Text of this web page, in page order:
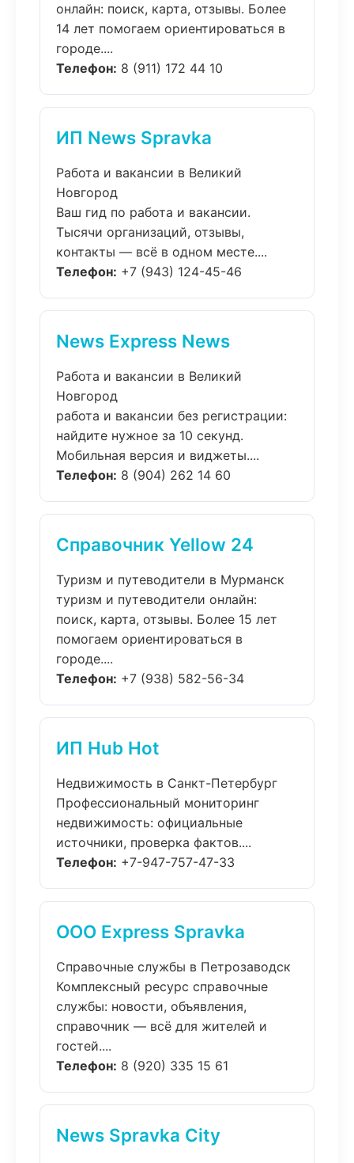
онлайн: поиск, карта, отзывы. Более
14 лет помогаем ориентироваться в
городе....
Телефон: 8 (911) 172 44 10
ИП News Spravka
Работа и вакансии в Великий
Новгород
Ваш гид по работа и вакансии.
Тысячи организаций, отзывы,
контакты — всё в одном месте....
Телефон: +7 (943) 124-45-46
News Express News
Работа и вакансии в Великий
Новгород
работа и вакансии без регистрации:
найдите нужное за 10 секунд.
Мобильная версия и виджеты....
Телефон: 8 (904) 262 14 60
Справочник Yellow 24
Туризм и путеводители в Мурманск
туризм и путеводители онлайн:
поиск, карта, отзывы. Более 15 лет
помогаем ориентироваться в
городе....
Телефон: +7 (938) 582-56-34
ИП Hub Hot
Недвижимость в Санкт-Петербург
Профессиональный мониторинг
недвижимость: официальные
источники, проверка фактов....
Телефон: +7-947-757-47-33
ООО Express Spravka
Справочные службы в Петрозаводск
Комплексный ресурс справочные
службы: новости, объявления,
справочник — всё для жителей и
гостей....
Телефон: 8 (920) 335 15 61
News Spravka City